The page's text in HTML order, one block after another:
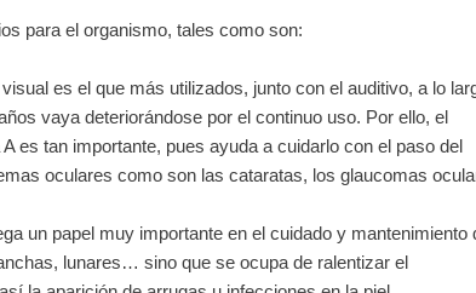
para el organismo, tales como son:
es el que más utilizados, junto con el auditivo, a lo
vaya deteriorándose por el continuo uso. Por ello, el
es tan importante, pues ayuda a cuidarlo con el paso del
oculares como son las cataratas, los glaucomas
un papel muy importante en el cuidado y mantenimiento
lunares… sino que se ocupa de ralentizar el